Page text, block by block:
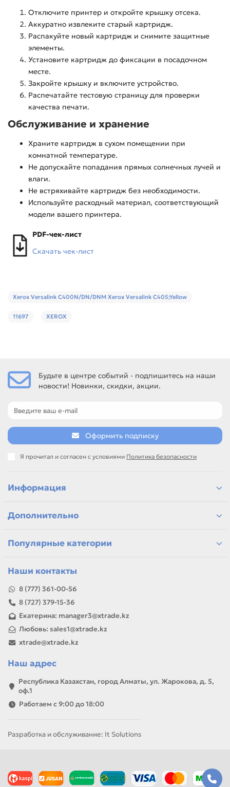
Отключите принтер и откройте крышку отсека.
Аккуратно извлеките старый картридж.
Распакуйте новый картридж и снимите защитные
элементы.
Установите картридж до фиксации в посадочном
месте.
Закройте крышку и включите устройство.
Распечатайте тестовую страницу для проверки
качества печати.
Обслуживание и хранение
Храните картридж в сухом помещении при
комнатной температуре.
Не допускайте попадания прямых солнечных лучей и
влаги.
Не встряхивайте картридж без необходимости.
Используйте расходный материал, соответствующий
модели вашего принтера.
PDF-чек-лист
Скачать чек-лист
Xerox Versalink C400N/DN/DNM Xerox Versalink C405;Yellow
11697 XEROX
Будьте в центре событий - подпишитесь на наши
новости! Новинки, скидки, акции.
Оформить подписку
Я прочитал и согласен с условиями Политика безопасности
Информация
Дополнительно
Популярные категории
Наши контакты
8 (777) 361-00-56
8 (727) 379-15-36
Екатерина: manager3@xtrade.kz
Любовь: sales1@xtrade.kz
xtrade@xtrade.kz
Наш адрес
Республика Казахстан, город Алматы, ул. Жарокова, д. 5,
оф.1
Работаем с 9:00 до 18:00
Разработка и обслуживание: It Solutions